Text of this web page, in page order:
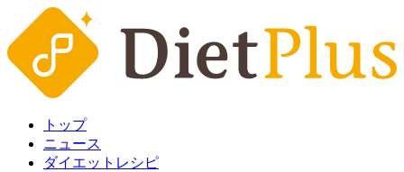
トップ
ニュース
ダイエットレシピ